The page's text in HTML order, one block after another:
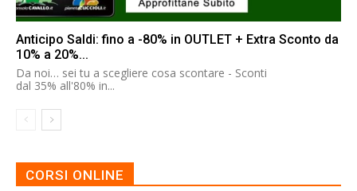
Anticipo Saldi: fino a -80% in OUTLET + Extra Sconto da
10% a 20%...
Da noi… sei tu a scegliere cosa scontare - Sconti
dal 35% all'80% in...
CORSI ONLINE